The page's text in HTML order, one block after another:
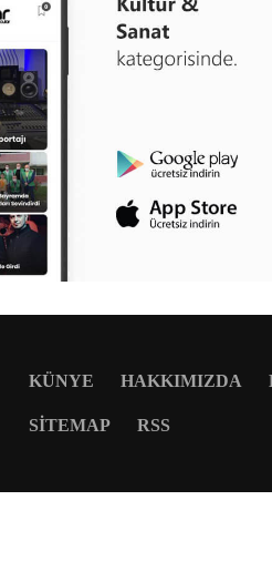
KÜNYE HAKKIMIZDA
SITEMAP RSS